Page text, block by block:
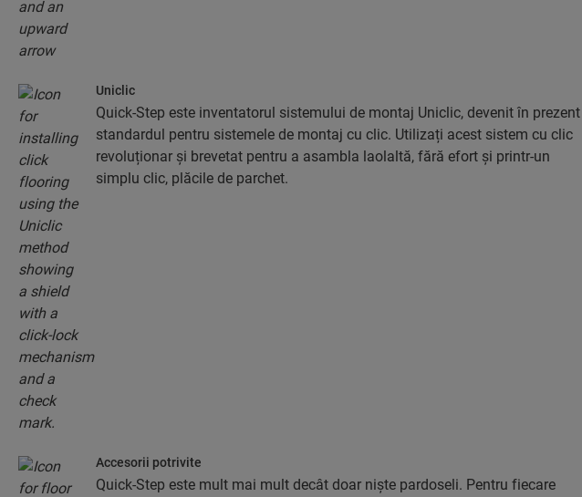
Uniclic
Quick-Step este inventatorul sistemului de montaj Uniclic, devenit în prezent
standardul pentru sistemele de montaj cu clic. Utilizați acest sistem cu clic
revoluționar și brevetat pentru a asambla laolaltă, fără efort și printr-un
simplu clic, plăcile de parchet.
Accesorii potrivite
Quick-Step este mult mai mult decât doar niște pardoseli. Pentru fiecare